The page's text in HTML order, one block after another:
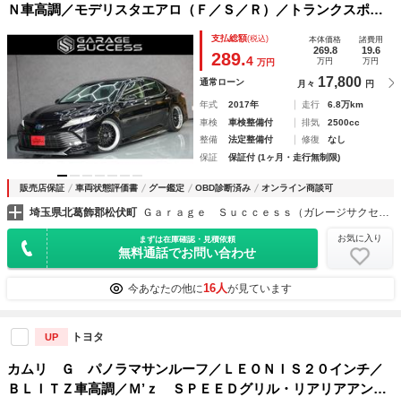
Ｎ車高調／モデリスタエアロ（Ｆ／Ｓ／Ｒ）／トランクスポイ
ラー／ＥＴＣ２．０／ドライブレコーダー／バックカメラ／Ｂ
ｌｕｅｔｏｏｔｈオーディオ／パワーシート
支払総額(税込)
289.4 万円
本体価格
269.8
万円
諸費用
19.6
万円
通常ローン 月々 17,800 円
年式 2017年 走行
6.8万km
車検
車検整備付 排気
2500cc
整備
法定整備付 修復
なし
保証
保証付 (1ヶ月・走行無制限)
販売店保証 車両状態評価書 グー鑑定 OBD診断済み オンライン商談可
埼玉県北葛飾郡松伏町
まずは在庫確認・見積依頼
無料通話でお問い合わせ
お気に入り
今あなたの他に16人が見ています
UP トヨタ
カムリ Ｇ パノラマサンルーフ／ＬＥＯＮＩＳ２０インチ／
ＢＬＩＴＺ車高調／Ｍ’ｚ ＳＰＥＥＤグリル・リアリアアンダ